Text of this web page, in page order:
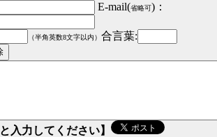
E-mail(省略可)：
（半角英数8文字以内） 合言葉:
と入力してください】